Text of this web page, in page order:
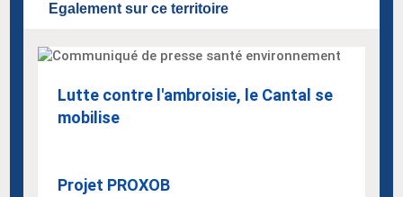
Egalement sur ce territoire
Lutte contre l'ambroisie, le Cantal se
mobilise
Projet PROXOB